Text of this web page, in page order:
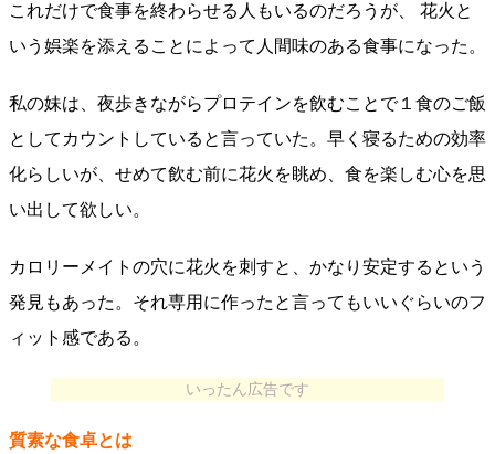
これだけで食事を終わらせる人もいるのだろうが、 花火と
いう娯楽を添えることによって人間味のある食事になった。
私の妹は、夜歩きながらプロテインを飲むことで１食のご飯
としてカウントしていると言っていた。早く寝るための効率
化らしいが、せめて飲む前に花火を眺め、食を楽しむ心を思
い出して欲しい。
カロリーメイトの穴に花火を刺すと、かなり安定するという
発見もあった。それ専用に作ったと言ってもいいぐらいのフ
ィット感である。
いったん広告です
質素な食卓とは